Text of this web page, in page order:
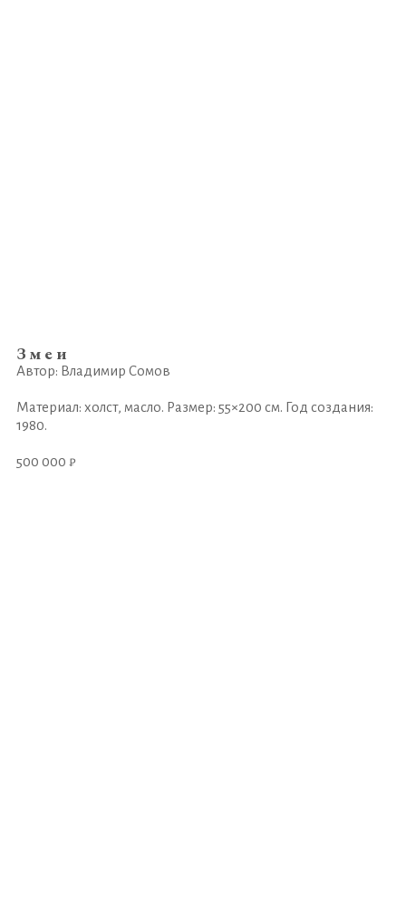
Змеи
Автор: Владимир Сомов
Материал: холст, масло. Размер: 55×200 см. Год создания:
1980.
500 000 ₽